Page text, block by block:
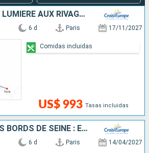
DE PARIS, LA VILLE LUMIÈRE AUX RIVAGES DE LA NORMANDIE, UNE CROISIÈRE FESTIVE ET GOURMANDE SUR LA SEINE À BORD D'UN BATEAU À ROUE À AUBES
6 d Paris 17/11/2027
US$ 993 Tasas incluidas
Comidas incluidas
PETITS BIJOUX DES BORDS DE SEINE : ENTRE ESCALES BUCOLIQUES ET RIVES ROYALES
6 d Paris 14/04/2027